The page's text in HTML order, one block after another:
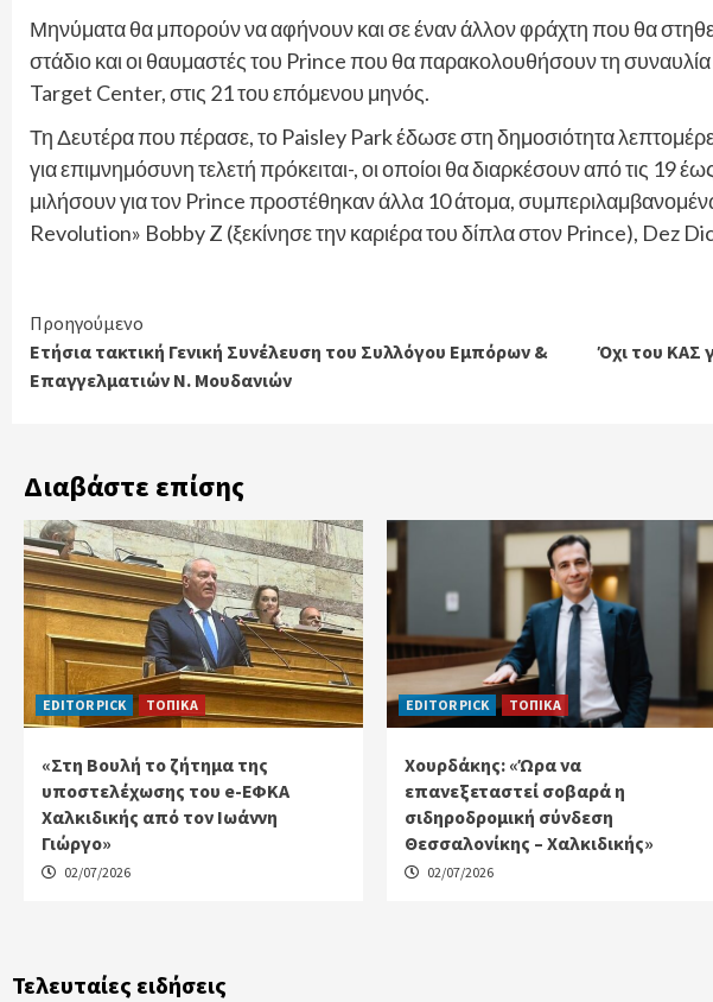
Μηνύματα θα μπορούν να αφήνουν και σε έναν άλλον φράχτη που θα
στάδιο και οι θαυμαστές του Prince που θα παρακολουθήσουν τη
Target Center, στις 21 του επόμενου μηνός.
Τη Δευτέρα που πέρασε, το Paisley Park έδωσε στη δημοσιότητα
για επιμνημόσυνη τελετή πρόκειται-, οι οποίοι θα διαρκέσουν από τις 19
μιλήσουν για τον Prince προστέθηκαν άλλα 10 άτομα,
Revolution» Bobby Z (ξεκίνησε την καριέρα του δίπλα στον Prince), Dez
Continue
Reading
Προηγούμενο
Eτήσια τακτική Γενική Συνέλευση του Συλλόγου Εμπόρων &
Επαγγελματιών Ν. Μουδανιών
Όχι του ΚΑΣ
Διαβάστε επίσης
EDITOR PICK ΤΟΠΙΚΑ
«Στη Βουλή το ζήτημα της
υποστελέχωσης του e-ΕΦΚΑ
Χαλκιδικής από τον Ιωάννη
Γιώργο»
02/07/2026
EDITOR PICK ΤΟΠΙΚΑ
Χουρδάκης: «Ώρα να
επανεξεταστεί σοβαρά η
σιδηροδρομική σύνδεση
Θεσσαλονίκης – Χαλκιδικής»
02/07/2026
Τελευταίες ειδήσεις